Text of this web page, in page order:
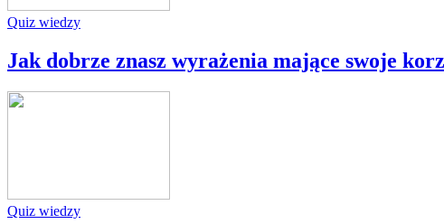
Quiz wiedzy
Jak dobrze znasz wyrażenia mające swoje
Quiz wiedzy